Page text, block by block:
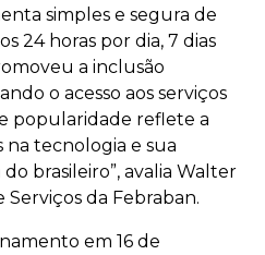
simples e segura de
24 horas por dia, 7 dias
a inclusão
o acesso aos serviços
popularidade reflete a
na tecnologia e sua
brasileiro”, avalia Walter
da Febraban.
em 16 de